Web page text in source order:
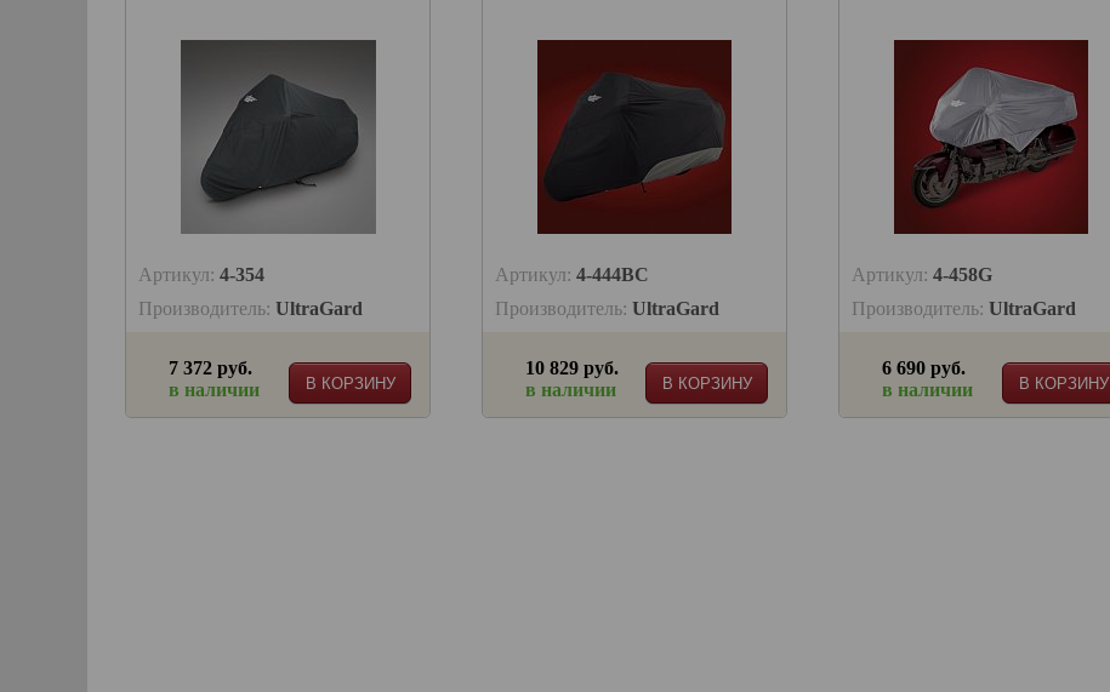
Артикул: 4-354
Производитель: UltraGard
В КОРЗИНУ
7 372 руб.
в наличии
Артикул: 4-444BC
Производитель: UltraGard
В КОРЗИНУ
10 829 руб.
в наличии
Артикул: 4-458G
Производитель: UltraGard
В КОРЗИНУ
6 690 руб.
в наличии